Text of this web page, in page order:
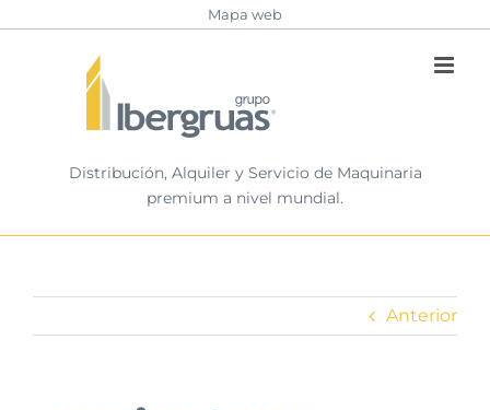
contenido
Mapa web
Distribución, Alquiler y Servicio de Maquinaria
premium a nivel mundial.
Anterior